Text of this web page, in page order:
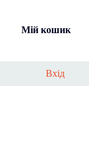
Мій кошик
Вхід